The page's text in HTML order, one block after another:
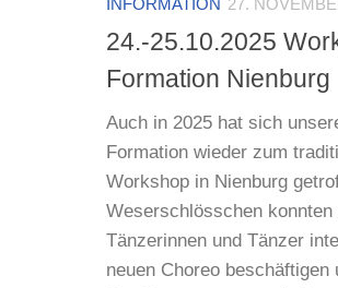
INFORMATION 27.
24.-25.10.2025
Formation Nienburg
Auch in 2025 hat sich
Formation wieder zum
Workshop in Nienburg
Weserschlösschen
Tänzerinnen und Tänzer
neuen Choreo beschäftigen